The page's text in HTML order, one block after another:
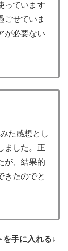
っています
ごせていま
が必要ない
た感想とし
ました。正
が、結果的
きたのでと
手に入れる↓